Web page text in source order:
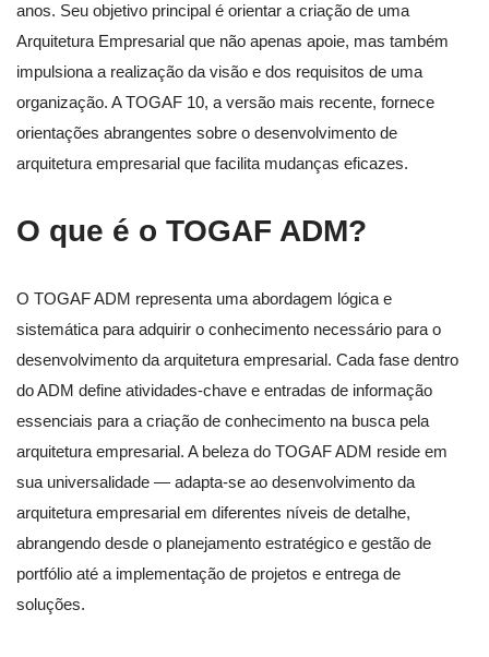
anos. Seu objetivo principal é orientar a criação de uma
Arquitetura Empresarial que não apenas apoie, mas também
impulsiona a realização da visão e dos requisitos de uma
organização. A TOGAF 10, a versão mais recente, fornece
orientações abrangentes sobre o desenvolvimento de
arquitetura empresarial que facilita mudanças eficazes.
O que é o TOGAF ADM?
O TOGAF ADM representa uma abordagem lógica e
sistemática para adquirir o conhecimento necessário para o
desenvolvimento da arquitetura empresarial. Cada fase dentro
do ADM define atividades-chave e entradas de informação
essenciais para a criação de conhecimento na busca pela
arquitetura empresarial. A beleza do TOGAF ADM reside em
sua universalidade — adapta-se ao desenvolvimento da
arquitetura empresarial em diferentes níveis de detalhe,
abrangendo desde o planejamento estratégico e gestão de
portfólio até a implementação de projetos e entrega de
soluções.